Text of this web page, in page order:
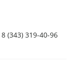
8 (343) 319-40-96